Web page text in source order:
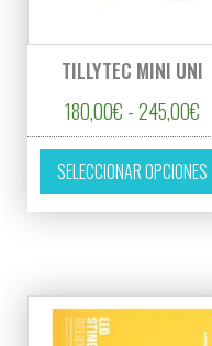
TILLYTEC MINI UNI
180,00€ -245,00€
SELECCIONAR OPCIONES